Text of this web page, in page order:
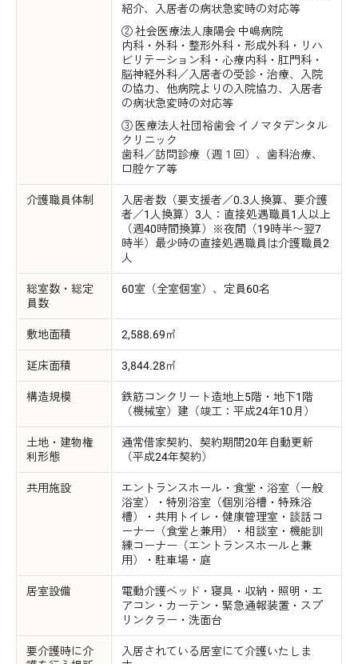
紹介、入居者の病状急変時の対応等
② 社会医療法人康陽会 中嶋病院
内科・外科・整形外科・形成外科・リハ
ビリテーション科・心療内科・肛門科・
脳神経外科／入居者の受診・治療、入院
の協力、他病院よりの入院協力、入居者
の病状急変時の対応等
③ 医療法人社団裕歯会 イノマタデンタル
クリニック
歯科／訪問診療（週１回）、歯科治療、
口腔ケア等
介護職員体制
入居者数（要支援者／0.3人換算、要介護
者／1人換算）3人：直接処遇職員1人以上
（週40時間換算）※夜間（19時半〜翌7
時半）最少時の直接処遇職員は介護職員2
人
総室数・総定
員数
60室（全室個室）、定員60名
敷地面積 2,588.69㎡
延床面積 3,844.28㎡
構造規模
鉄筋コンクリート造地上5階・地下1階
（機械室）建（竣工：平成24年10月）
土地・建物権
利形態
通常借家契約、契約期間20年自動更新
（平成24年契約）
共用施設
エントランスホール・食堂・浴室（一般
浴室）・特別浴室（個別浴槽・特殊浴
槽）・共用トイレ・健康管理室・談話コ
ーナー（食堂と兼用）・相談室・機能訓
練コーナー（エントランスホールと兼
用）・駐車場・庭
居室設備
電動介護ベッド・寝具・収納・照明・エ
アコン・カーテン・緊急通報装置・スプ
リンクラー・洗面台
要介護時に介
入居されている居室にて介護いたしま